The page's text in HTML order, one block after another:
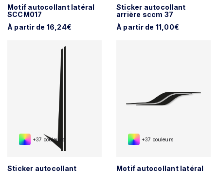
Motif autocollant latéral
SCCM017
À partir de 16,24€
Sticker autocollant
arrière sccm 37
À partir de 11,00€
+37 couleurs
Sticker autocollant
+37 couleurs
Motif autocollant latéral